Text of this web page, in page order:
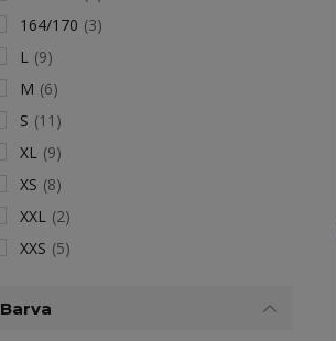
164/170 (3)
L (9)
M (6)
S (11)
XL (9)
XS (8)
XXL (2)
XXS (5)
Barva